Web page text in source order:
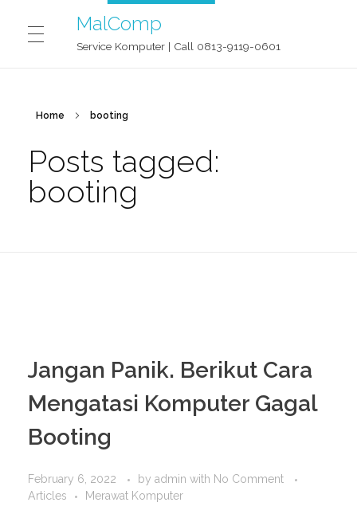
MalComp
Service Komputer | Call 0813-9119-0601
CONTACT
Home booting
Posts tagged:
booting
Jangan Panik. Berikut Cara
Mengatasi Komputer Gagal
Booting
February 6, 2022 by admin with No Comment
Articles
Merawat Komputer